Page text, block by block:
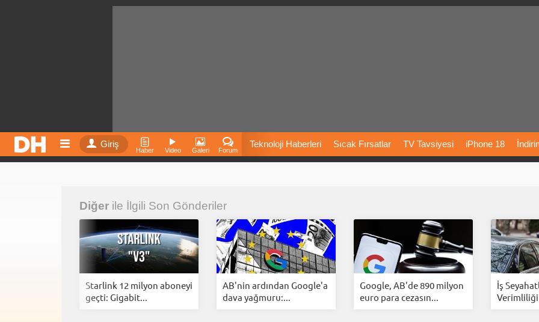
Giriş
Haber Video Galeri Forum
Teknoloji Haberleri Sıcak Fırsatlar TV Tavsiyesi iPhone 18
İnstagram Dondurma İnstagram Mü
Diğer ile İlgili Son Gönderiler
Starlink 12 milyon aboneyi
geçti: Gigabit...
AB'nin ardından Google'a
dava yağmuru:...
Google, AB'de 890 milyon
euro para cezasın...
İş